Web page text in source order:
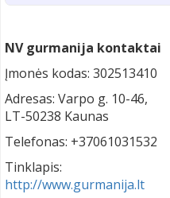
NV gurmanija kontaktai
Įmonės kodas: 302513410
Adresas: Varpo g. 10-46,
LT-50238 Kaunas
Telefonas: +37061031532
Tinklapis:
http://www.gurmanija.lt